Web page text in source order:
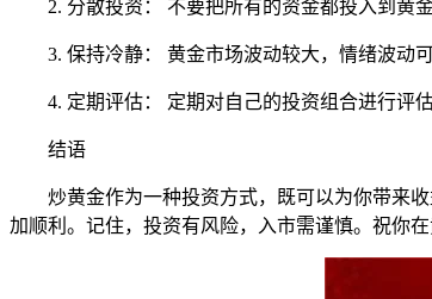
2. 分散投资： 不要把所有的资金都投入到黄
3. 保持冷静： 黄金市场波动较大，情绪波动
4. 定期评估： 定期对自己的投资组合进行评
结语
炒黄金作为一种投资方式，既可以为你带来
加顺利。记住，投资有风险，入市需谨慎。祝你